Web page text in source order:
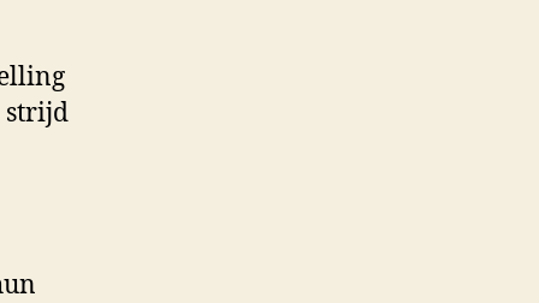
strijd